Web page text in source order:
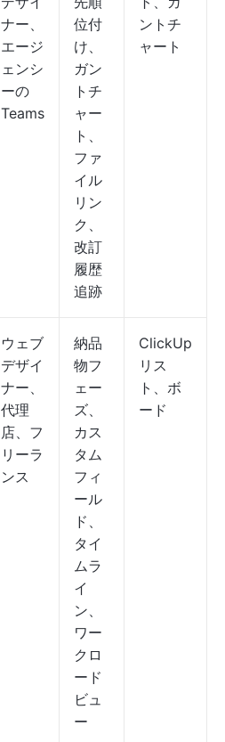
ナー、
エージ
ェンシ
ーの
Teams
位付
け、
ガン
トチ
ャー
ト、
ファ
イル
リン
ク、
改訂
履歴
追跡
ントチ
ャート
ウェブ
デザイ
ナー、
代理
店、フ
リーラ
ンス
納品
物フ
ェー
ズ、
カス
タム
フィ
ール
ド、
タイ
ムラ
イ
ン、
ワー
クロ
ード
ビュ
ー
ClickUp
リス
ト、ボ
ード